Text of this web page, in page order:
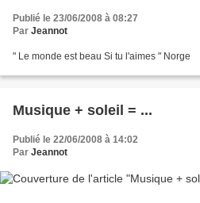
Publié le 23/06/2008 à 08:27
Par Jeannot
" Le monde est beau Si tu l'aimes " Norge
Musique + soleil = ...
Publié le 22/06/2008 à 14:02
Par Jeannot